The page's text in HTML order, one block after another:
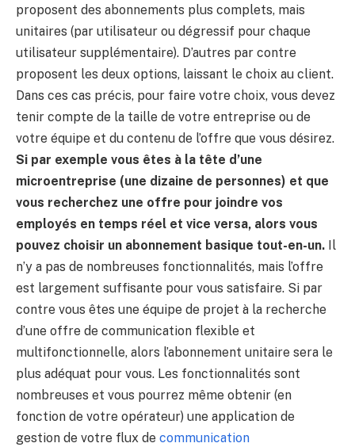
proposent des abonnements plus complets, mais
unitaires (par utilisateur ou dégressif pour chaque
utilisateur supplémentaire). D’autres par contre
proposent les deux options, laissant le choix au client.
Dans ces cas précis, pour faire votre choix, vous devez
tenir compte de la taille de votre entreprise ou de
votre équipe et du contenu de l’offre que vous désirez.
Si par exemple vous êtes à la tête d’une
microentreprise (une dizaine de personnes) et que
vous recherchez une offre pour joindre vos
employés en temps réel et vice versa, alors vous
pouvez choisir un abonnement basique tout-en-un. Il
n’y a pas de nombreuses fonctionnalités, mais l’offre
est largement suffisante pour vous satisfaire. Si par
contre vous êtes une équipe de projet à la recherche
d’une offre de communication flexible et
multifonctionnelle, alors l’abonnement unitaire sera le
plus adéquat pour vous. Les fonctionnalités sont
nombreuses et vous pourrez même obtenir (en
fonction de votre opérateur) une application de
gestion de votre flux de communication